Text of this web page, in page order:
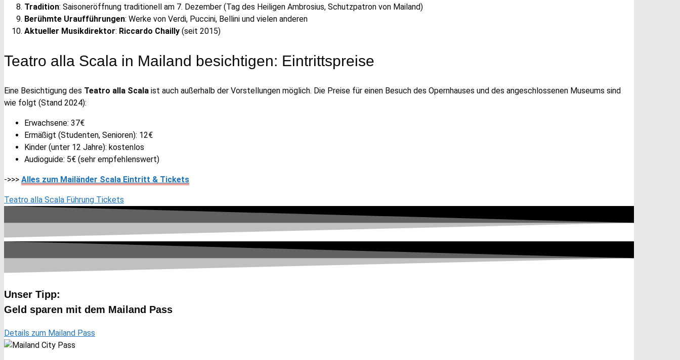
Tradition: Saisoneröffnung traditionell am 7. Dezember (Tag des Heiligen Ambrosius, Schutzpatron von Mailand)
Berühmte Uraufführungen: Werke von Verdi, Puccini, Bellini und vielen anderen
Aktueller Musikdirektor: Riccardo Chailly (seit 2015)
Teatro alla Scala in Mailand besichtigen: Eintrittspreise
Eine Besichtigung des Teatro alla Scala ist auch außerhalb der Vorstellungen möglich. Die Preise für einen Besuch des Opernhauses und des angeschlossenen Museums sind
wie folgt (Stand 2024):
Erwachsene: 37€
Ermäßigt (Studenten, Senioren): 12€
Kinder (unter 12 Jahre): kostenlos
Audioguide: 5€ (sehr empfehlenswert)
->>> Alles zum Mailänder Scala Eintritt & Tickets
Teatro alla Scala Führung Tickets
Unser Tipp:
Geld sparen mit dem Mailand Pass
Details zum Mailand Pass